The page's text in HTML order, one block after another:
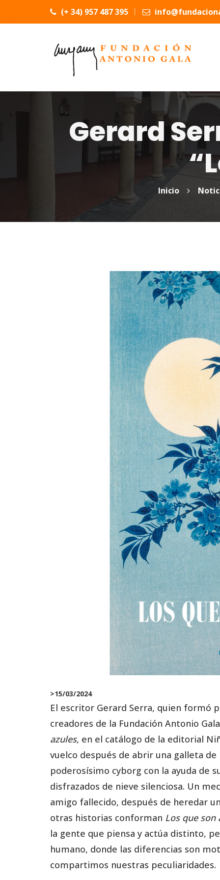
(+ 34) 957 487 395
Gerard
Inicio
>15/03/2024
El escritor Gerard Serra, quien formó
creadores de la Fundación Antonio
azules, en el catálogo de la editorial
vuelco después de abrir una galleta
poderosísimo cyborg con la ayuda de
disfrazados de nieve silenciosa. Un
amigo fallecido, después de heredar
otras historias conforman Los que son
la gente que piensa y actúa distinto,
humano, donde las diferencias son
compartimos nuestras peculiaridades.